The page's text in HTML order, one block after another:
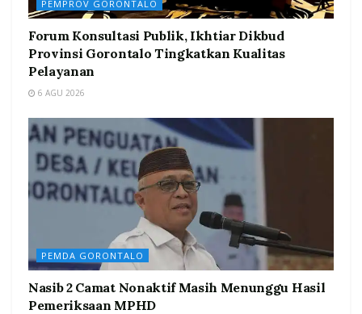
PEMPROV GORONTALO
Forum Konsultasi Publik, Ikhtiar Dikbud
Provinsi Gorontalo Tingkatkan Kualitas
Pelayanan
6 AGU 2026
PEMDA GORONTALO
Nasib 2 Camat Nonaktif Masih Menunggu Hasil
Pemeriksaan MPHD